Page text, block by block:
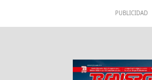
PUBLICIDAD